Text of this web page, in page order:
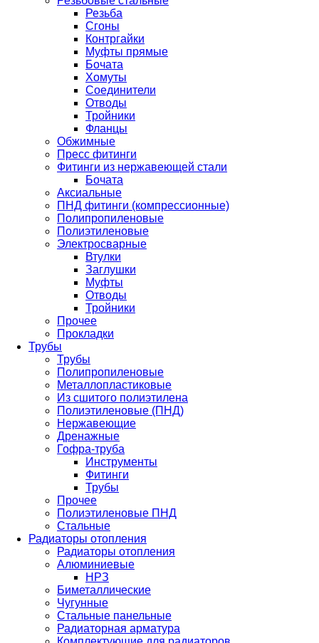
Резьба
Сгоны
Контргайки
Муфты прямые
Бочата
Хомуты
Соединители
Отводы
Тройники
Фланцы
Обжимные
Пресс фитинги
Фитинги из нержавеющей стали
Бочата
Аксиальные
ПНД фитинги (компрессионные)
Полипропиленовые
Полиэтиленовые
Электросварные
Втулки
Заглушки
Муфты
Отводы
Тройники
Прочее
Прокладки
Трубы
Трубы
Полипропиленовые
Металлопластиковые
Из сшитого полиэтилена
Полиэтиленовые (ПНД)
Нержавеющие
Дренажные
Гофра-труба
Инструменты
Фитинги
Трубы
Прочее
Полиэтиленовые ПНД
Стальные
Радиаторы отопления
Радиаторы отопления
Алюминиевые
НРЗ
Биметаллические
Чугунные
Стальные панельные
Радиаторная арматура